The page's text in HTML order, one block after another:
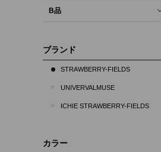
B品
ブランド
STRAWBERRY-FIELDS
UNIVERVALMUSE
ICHIE STRAWBERRY-FIELDS
カラー